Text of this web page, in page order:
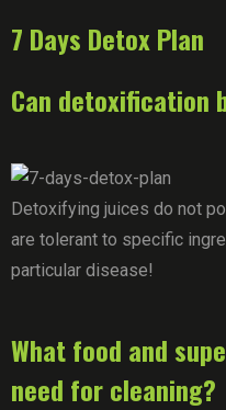
7 Days Detox Plan
Can detoxification
Detoxifying juices do not
are tolerant to specific
particular disease!
What food and
need for cleaning?